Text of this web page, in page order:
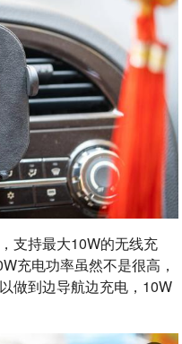
支持最大10W的无线充
充电功率虽然不是很高，
做到边导航边充电，10W